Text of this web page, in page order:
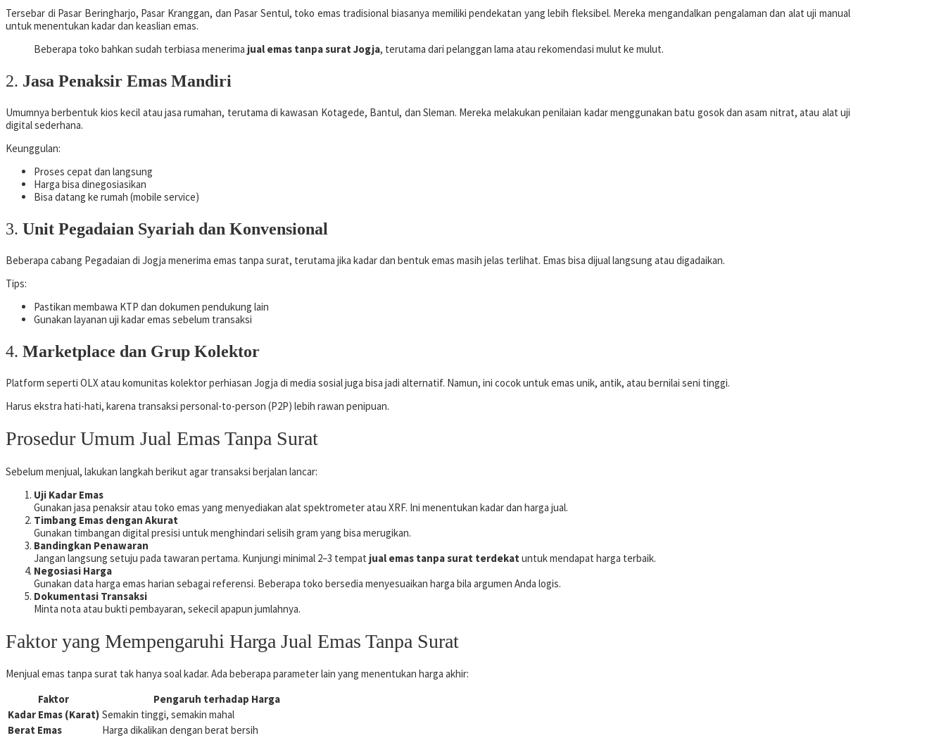
Tersebar di Pasar Beringharjo, Pasar Kranggan, dan Pasar Sentul, toko emas tradisional biasanya memiliki pendekatan yang lebih fleksibel. Mereka mengandalkan pengalaman dan alat uji manual
untuk menentukan kadar dan keaslian emas.
Beberapa toko bahkan sudah terbiasa menerima jual emas tanpa surat Jogja, terutama dari pelanggan lama atau rekomendasi mulut ke mulut.
2. Jasa Penaksir Emas Mandiri
Umumnya berbentuk kios kecil atau jasa rumahan, terutama di kawasan Kotagede, Bantul, dan Sleman. Mereka melakukan penilaian kadar menggunakan batu gosok dan asam nitrat, atau alat uji
digital sederhana.
Keunggulan:
Proses cepat dan langsung
Harga bisa dinegosiasikan
Bisa datang ke rumah (mobile service)
3. Unit Pegadaian Syariah dan Konvensional
Beberapa cabang Pegadaian di Jogja menerima emas tanpa surat, terutama jika kadar dan bentuk emas masih jelas terlihat. Emas bisa dijual langsung atau digadaikan.
Tips:
Pastikan membawa KTP dan dokumen pendukung lain
Gunakan layanan uji kadar emas sebelum transaksi
4. Marketplace dan Grup Kolektor
Platform seperti OLX atau komunitas kolektor perhiasan Jogja di media sosial juga bisa jadi alternatif. Namun, ini cocok untuk emas unik, antik, atau bernilai seni tinggi.
Harus ekstra hati-hati, karena transaksi personal-to-person (P2P) lebih rawan penipuan.
Prosedur Umum Jual Emas Tanpa Surat
Sebelum menjual, lakukan langkah berikut agar transaksi berjalan lancar:
Uji Kadar Emas
Gunakan jasa penaksir atau toko emas yang menyediakan alat spektrometer atau XRF. Ini menentukan kadar dan harga jual.
Timbang Emas dengan Akurat
Gunakan timbangan digital presisi untuk menghindari selisih gram yang bisa merugikan.
Bandingkan Penawaran
Jangan langsung setuju pada tawaran pertama. Kunjungi minimal 2–3 tempat jual emas tanpa surat terdekat untuk mendapat harga terbaik.
Negosiasi Harga
Gunakan data harga emas harian sebagai referensi. Beberapa toko bersedia menyesuaikan harga bila argumen Anda logis.
Dokumentasi Transaksi
Minta nota atau bukti pembayaran, sekecil apapun jumlahnya.
Faktor yang Mempengaruhi Harga Jual Emas Tanpa Surat
Menjual emas tanpa surat tak hanya soal kadar. Ada beberapa parameter lain yang menentukan harga akhir:
Faktor
Pengaruh terhadap Harga
Kadar Emas (Karat) Semakin tinggi, semakin mahal
Berat Emas
Harga dikalikan dengan berat bersih